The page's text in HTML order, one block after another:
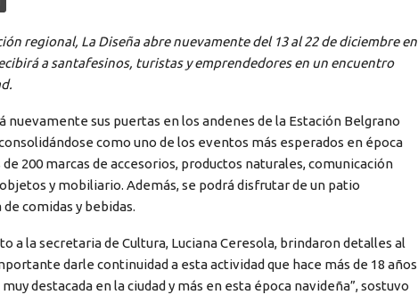
regional, La Diseña abre nuevamente del 13 al 22 de diciembre en
a santafesinos, turistas y emprendedores en un encuentro
nuevamente sus puertas en los andenes de la Estación Belgrano
como uno de los eventos más esperados en época
200 marcas de accesorios, productos naturales, comunicación
y mobiliario. Además, se podrá disfrutar de un patio
comidas y bebidas.
a la secretaria de Cultura, Luciana Ceresola, brindaron detalles al
darle continuidad a esta actividad que hace más de 18 años
destacada en la ciudad y más en esta época navideña”, sostuvo